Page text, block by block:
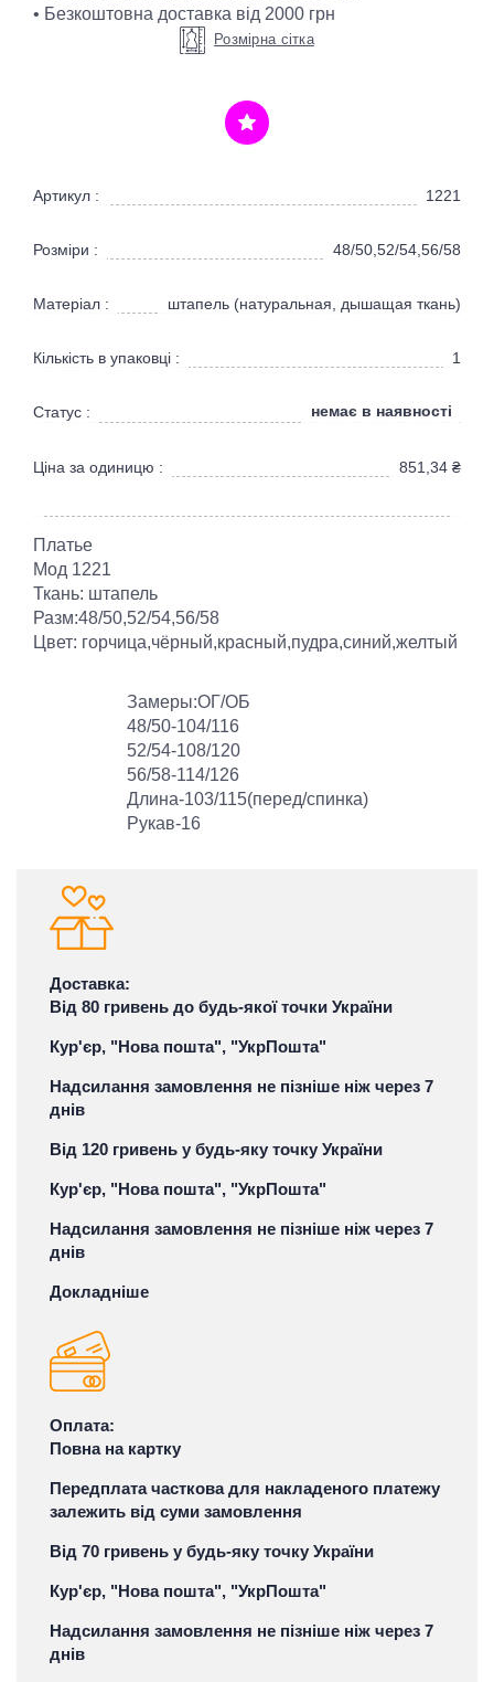
• Безкоштовна доставка від 2000 грн
Розмірна сітка
Артикул : 1221
Розміри : 48/50,52/54,56/58
Матеріал : штапель (натуральная, дышащая ткань)
Кількість в упаковці : 1
Статус : немає в наявності
Ціна за одиницю : 851,34 ₴
Платье
Мод 1221
Ткань: штапель
Разм:48/50,52/54,56/58
Цвет: горчица,чёрный,красный,пудра,синий,желтый
Замеры:ОГ/ОБ
48/50-104/116
52/54-108/120
56/58-114/126
Длина-103/115(перед/спинка)
Рукав-16
Доставка:
Від 80 гривень до будь-якої точки України
Кур'єр, "Нова пошта", "УкрПошта"
Надсилання замовлення не пізніше ніж через 7
днів
Від 120 гривень у будь-яку точку України
Кур'єр, "Нова пошта", "УкрПошта"
Надсилання замовлення не пізніше ніж через 7
днів
Докладніше
Оплата:
Повна на картку
Передплата часткова для накладеного платежу
залежить від суми замовлення
Від 70 гривень у будь-яку точку України
Кур'єр, "Нова пошта", "УкрПошта"
Надсилання замовлення не пізніше ніж через 7
днів